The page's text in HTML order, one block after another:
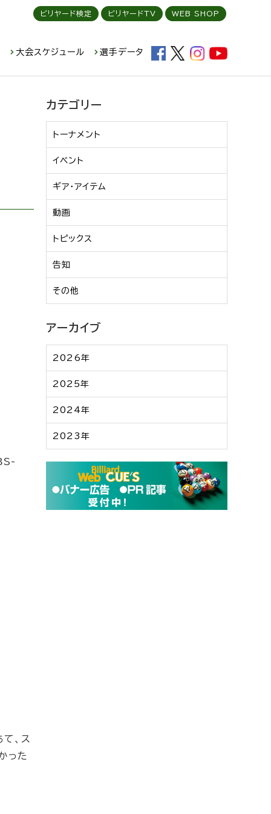
大会スケジュール 選手データ
ビリヤード検定 ビリヤードTV WEB SHOP
、ス
った
カテゴリー
トーナメント
イベント
ギア・アイテム
動画
トピックス
告知
その他
アーカイブ
2026年
2025年
2024年
2023年